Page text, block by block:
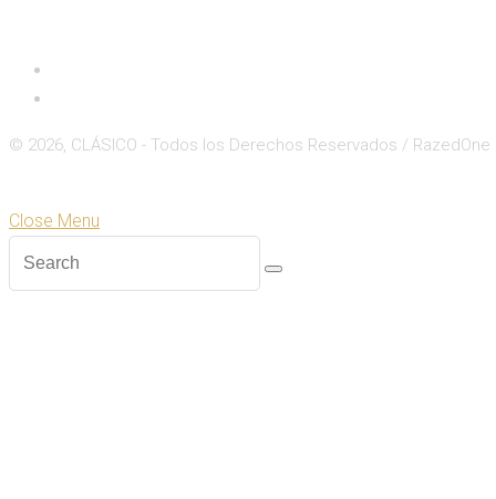
© 2026, CLÁSICO - Todos los Derechos Reservados / RazedOne
Close Menu